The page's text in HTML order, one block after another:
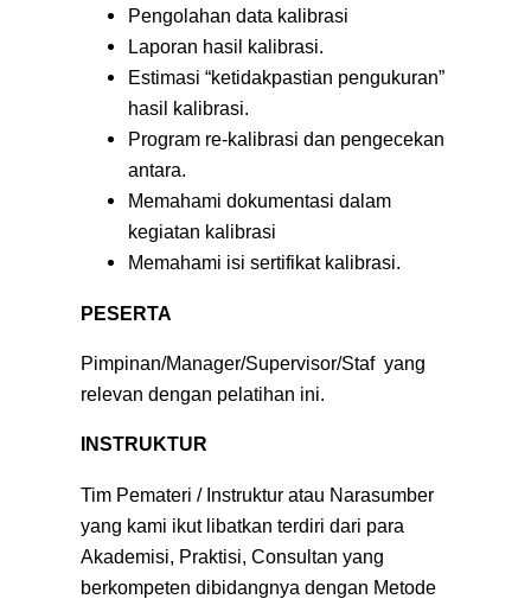
Pengolahan data kalibrasi
Laporan hasil kalibrasi.
Estimasi “ketidakpastian pengukuran”
hasil kalibrasi.
Program re-kalibrasi dan pengecekan
antara.
Memahami dokumentasi dalam
kegiatan kalibrasi
Memahami isi sertifikat kalibrasi.
PESERTA
Pimpinan/Manager/Supervisor/Staf yang
relevan dengan pelatihan ini.
INSTRUKTUR
Tim Pemateri / Instruktur atau Narasumber
yang kami ikut libatkan terdiri dari para
Akademisi, Praktisi, Consultan yang
berkompeten dibidangnya dengan Metode